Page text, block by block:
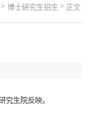
> 博士研究生招生 > 正文
究生院反映。